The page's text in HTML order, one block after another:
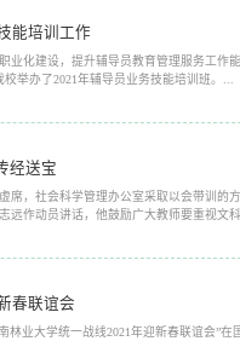
能培训工作
业化建设，提升辅导员教育管理服务工
举办了2021年辅导员业务技能培训班。...
经送宝
席，社会科学管理办公室采取以会带训
远作动员讲话，他鼓励广大教师要重视文
春联谊会
林业大学统一战线2021年迎新春联谊会”